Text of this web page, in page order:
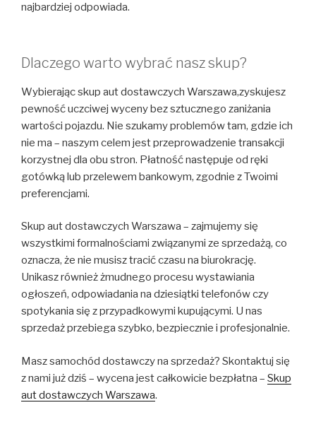
najbardziej odpowiada.
Dlaczego warto wybrać nasz skup?
Wybierając skup aut dostawczych Warszawa,zyskujesz
pewność uczciwej wyceny bez sztucznego zaniżania
wartości pojazdu. Nie szukamy problemów tam, gdzie ich
nie ma – naszym celem jest przeprowadzenie transakcji
korzystnej dla obu stron. Płatność następuje od ręki
gotówką lub przelewem bankowym, zgodnie z Twoimi
preferencjami.
Skup aut dostawczych Warszawa – zajmujemy się
wszystkimi formalnościami związanymi ze sprzedażą, co
oznacza, że nie musisz tracić czasu na biurokrację.
Unikasz również żmudnego procesu wystawiania
ogłoszeń, odpowiadania na dziesiątki telefonów czy
spotykania się z przypadkowymi kupującymi. U nas
sprzedaż przebiega szybko, bezpiecznie i profesjonalnie.
Masz samochód dostawczy na sprzedaż? Skontaktuj się
z nami już dziś – wycena jest całkowicie bezpłatna – Skup
aut dostawczych Warszawa.